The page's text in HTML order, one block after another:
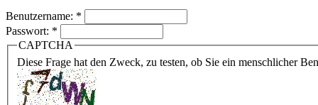
Benutzername: *
Passwort: *
CAPTCHA
Diese Frage hat den Zweck, zu testen, ob Sie ein menschlicher